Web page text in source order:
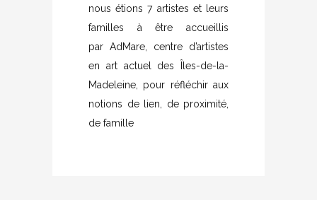
nous étions 7 artistes et leurs
familles à être accueillis
par AdMare, centre d’artistes
en art actuel des Îles-de-la-
Madeleine, pour réfléchir aux
notions de lien, de proximité,
de famille